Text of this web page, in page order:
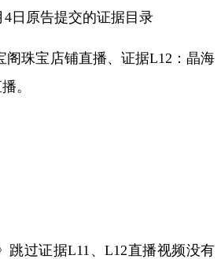
4日原告提交的证据目录
阁珠宝店铺直播、证据L12 ：晶海
。
跳过证据L11 、 L12直播视频没有